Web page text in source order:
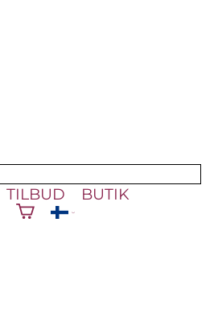
TILBUD
BUTIK